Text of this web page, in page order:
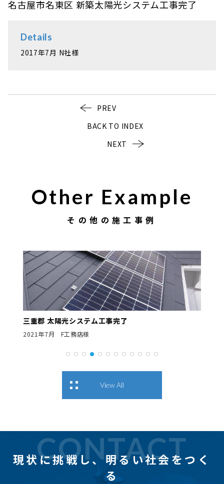
名古屋市名東区 新築太陽光システム工事完了
Details
2017年7月 N社様
PREV
BACK TO INDEX
NEXT
Other Example
その他の施工事例
三重郡 太陽光システム工事完了
2021年7月 F工務店様
View All
CONTACT
現状に挑戦し、明るい社会をつく
る